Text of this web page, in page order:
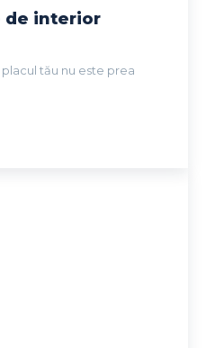
de interior
tău nu este prea